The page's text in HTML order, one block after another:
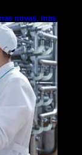
novas, mas
lentamente